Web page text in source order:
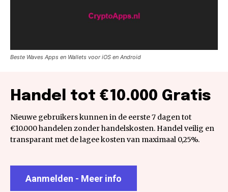
Beste Waves Apps en Wallets voor iOS en Android
Handel tot €10.000 Gratis
Nieuwe gebruikers kunnen in de eerste 7 dagen tot
€10.000 handelen zonder handelskosten. Handel veilig en
transparant met de lagee kosten van maximaal 0,25%.
Aanmelden - Meer info